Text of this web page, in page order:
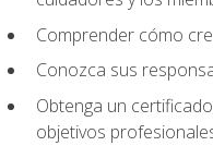
Comprender cómo
Conozca sus
Obtenga un
objetivos